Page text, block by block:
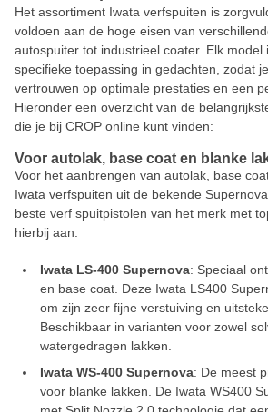
Het assortiment Iwata verfspuiten is
voldoen aan de hoge eisen van
autospuiter tot industrieel coater. Elk model
specifieke toepassing in gedachten, zodat
vertrouwen op optimale prestaties en een
Hieronder een overzicht van de
die je bij CROP online kunt vinden:
Voor autolak, base coat en blanke
Voor het aanbrengen van autolak, base
Iwata verfspuiten uit de bekende
beste verf spuitpistolen van het merk met
hierbij aan:
Iwata LS-400 Supernova: Speciaal
en base coat. Deze Iwata LS400
om zijn zeer fijne verstuiving en
Beschikbaar in varianten voor zowel
watergedragen lakken.
Iwata WS-400 Supernova: De meest
voor blanke lakken. De Iwata WS400